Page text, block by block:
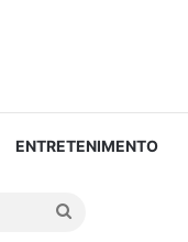
ENTRETENIMENTO
Procurar